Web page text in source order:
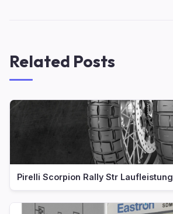
Related Posts
Pirelli Scorpion Rally Str Laufleistung